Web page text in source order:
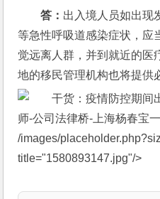
答： 出入境人员如出现
等急性呼吸道感染症状，应
觉远离人群，并到就近的医
地的移民管理机构也将提供
/images/
title="1580893147.jpg"/>